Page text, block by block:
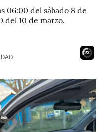
06:00 del sábado 8 de
del 10 de marzo.
22